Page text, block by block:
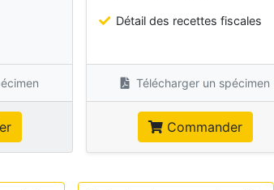
Détail des recettes fiscales
Télécharger un spécimen
Commander